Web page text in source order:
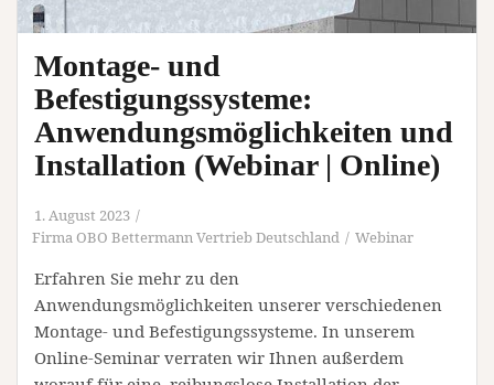
Montage- und
Befestigungssysteme:
Anwendungsmöglichkeiten und
Installation (Webinar | Online)
1. August 2023
Firma OBO Bettermann Vertrieb Deutschland
Webinar
Erfahren Sie mehr zu den
Anwendungsmöglichkeiten unserer verschiedenen
Montage- und Befestigungssysteme. In unserem
Online-Seminar verraten wir Ihnen außerdem